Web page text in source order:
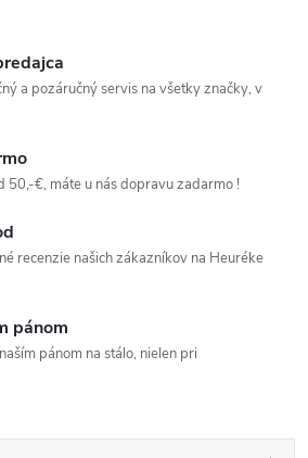
a pozáručný servis na všetky značky, v
50,-€, máte u nás dopravu zadarmo !
recenzie našich zákazníkov na Heuréke
pánom
pánom na stálo, nielen pri